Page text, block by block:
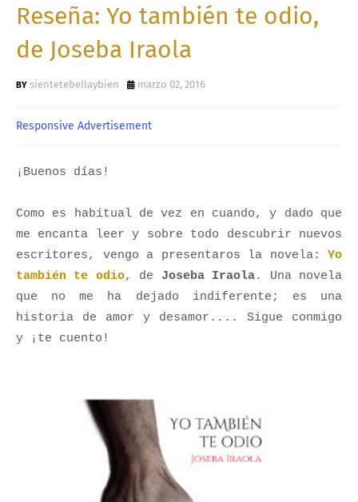
Reseña: Yo también te odio,
de Joseba Iraola
sientetebellaybien marzo 02, 2016
Responsive Advertisement
¡Buenos días!
Como es habitual de vez en cuando, y dado que
me encanta leer y sobre todo descubrir nuevos
escritores, vengo a presentaros la novela: Yo
también te odio, de Joseba Iraola. Una novela
que no me ha dejado indiferente; es una
historia de amor y desamor.... Sigue conmigo
y ¡te cuento!